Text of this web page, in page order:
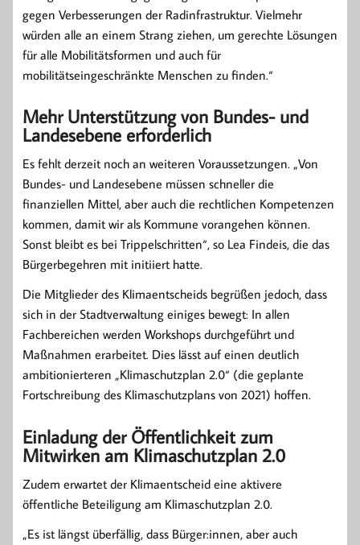
gegen Verbesserungen der Radinfrastruktur. Vielmehr
würden alle an einem Strang ziehen, um gerechte Lösungen
für alle Mobilitätsformen und auch für
mobilitätseingeschränkte Menschen zu finden.“
Mehr Unterstützung von Bundes- und
Landesebene erforderlich
Es fehlt derzeit noch an weiteren Voraussetzungen. „Von
Bundes- und Landesebene müssen schneller die
finanziellen Mittel, aber auch die rechtlichen Kompetenzen
kommen, damit wir als Kommune vorangehen können.
Sonst bleibt es bei Trippelschritten“, so Lea Findeis, die das
Bürgerbegehren mit initiiert hatte.
Die Mitglieder des Klimaentscheids begrüßen jedoch, dass
sich in der Stadtverwaltung einiges bewegt: In allen
Fachbereichen werden Workshops durchgeführt und
Maßnahmen erarbeitet. Dies lässt auf einen deutlich
ambitionierteren „Klimaschutzplan 2.0“ (die geplante
Fortschreibung des Klimaschutzplans von 2021) hoffen.
Einladung der Öffentlichkeit zum
Mitwirken am Klimaschutzplan 2.0
Zudem erwartet der Klimaentscheid eine aktivere
öffentliche Beteiligung am Klimaschutzplan 2.0.
„Es ist längst überfällig, dass Bürger:innen, aber auch